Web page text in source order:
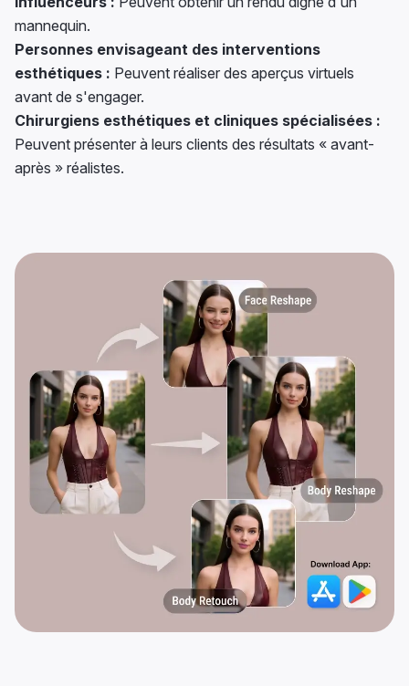
mannequin.
Personnes envisageant des interventions
esthétiques : Peuvent réaliser des aperçus virtuels
avant de s'engager.
Chirurgiens esthétiques et cliniques spécialisées :
Peuvent présenter à leurs clients des résultats « avant-
après » réalistes.